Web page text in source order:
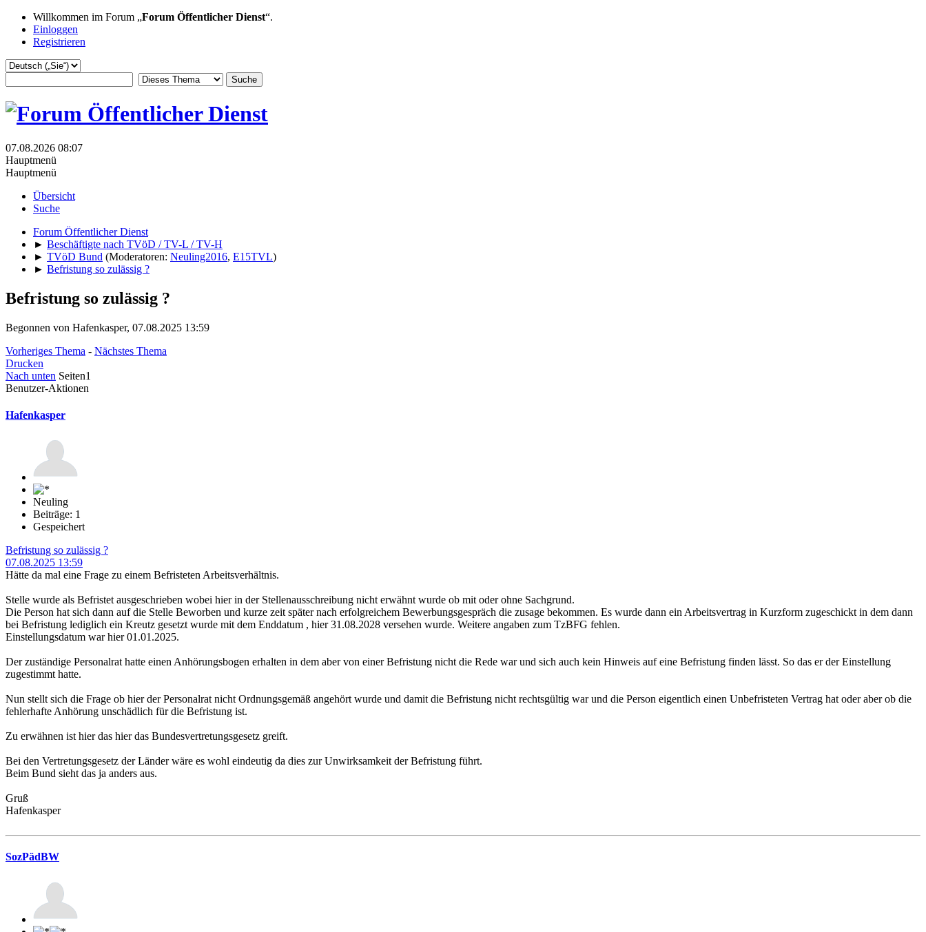
Willkommen im Forum „Forum Öffentlicher Dienst“.
Einloggen
Registrieren
07.08.2026 08:07
Hauptmenü
Hauptmenü
Übersicht
Suche
Forum Öffentlicher Dienst
► Beschäftigte nach TVöD / TV-L / TV-H
► TVöD Bund (Moderatoren: Neuling2016, E15TVL)
► Befristung so zulässig ?
Befristung so zulässig ?
Begonnen von Hafenkasper, 07.08.2025 13:59
Vorheriges Thema - Nächstes Thema
Drucken
Nach unten Seiten1
Benutzer-Aktionen
Hafenkasper
Neuling
Beiträge: 1
Gespeichert
Befristung so zulässig ?
07.08.2025 13:59
Hätte da mal eine Frage zu einem Befristeten Arbeitsverhältnis.
Stelle wurde als Befristet ausgeschrieben wobei hier in der Stellenausschreibung nicht erwähnt wurde ob mit oder ohne Sachgrund.
Die Person hat sich dann auf die Stelle Beworben und kurze zeit später nach erfolgreichem Bewerbungsgespräch die zusage bekommen. Es wurde dann ein Arbeitsvertrag in Kurzform zugeschickt in dem dann
bei Befristung lediglich ein Kreutz gesetzt wurde mit dem Enddatum , hier 31.08.2028 versehen wurde. Weitere angaben zum TzBFG fehlen.
Einstellungsdatum war hier 01.01.2025.
Der zuständige Personalrat hatte einen Anhörungsbogen erhalten in dem aber von einer Befristung nicht die Rede war und sich auch kein Hinweis auf eine Befristung finden lässt. So das er der Einstellung
zugestimmt hatte.
Nun stellt sich die Frage ob hier der Personalrat nicht Ordnungsgemäß angehört wurde und damit die Befristung nicht rechtsgültig war und die Person eigentlich einen Unbefristeten Vertrag hat oder aber ob die
fehlerhafte Anhörung unschädlich für die Befristung ist.
Zu erwähnen ist hier das hier das Bundesvertretungsgesetz greift.
Bei den Vertretungsgesetz der Länder wäre es wohl eindeutig da dies zur Unwirksamkeit der Befristung führt.
Beim Bund sieht das ja anders aus.
Gruß
Hafenkasper
SozPädBW